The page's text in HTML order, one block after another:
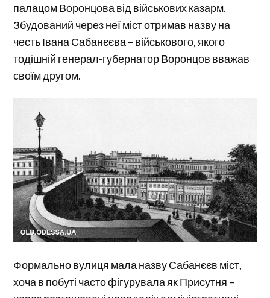
палацом Воронцова від військових казарм.
Збудований через неї міст отримав назву на
честь Івана Сабанєєва – військового, якого
тодішній генерал-губернатор Воронцов вважав
своїм другом.
Формально вулиця мала назву Сабанєєв міст,
хоча в побуті часто фігурувала як Присутня –